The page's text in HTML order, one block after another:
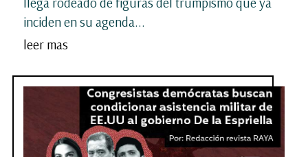
inciden en su agenda...
leer mas